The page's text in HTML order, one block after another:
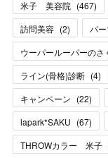
米子 美容院 (467)
訪問美容 (2) パ
ウーパールーパーのさ
ライン(骨格)診断 (4)
キャンペーン (22)
lapark*SAKU (67)
THROWカラー 米子